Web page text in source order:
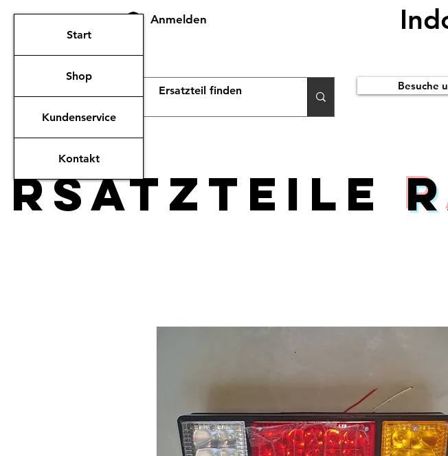
Start
Shop
Kundenservice
Kontakt
Anmelden
Besuche